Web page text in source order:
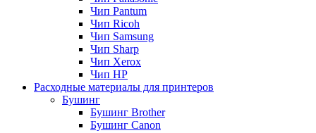
Чип Pantum
Чип Ricoh
Чип Samsung
Чип Sharp
Чип Xerox
Чип НР
Расходные материалы для принтеров
Бушинг
Бушинг Brother
Бушинг Canon